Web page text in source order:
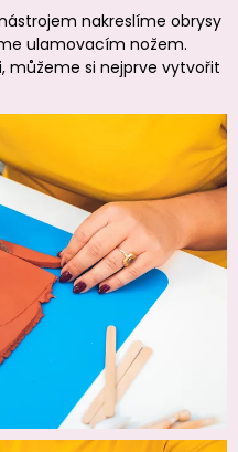
nakreslíme obrysy
ulamovacím nožem.
můžeme si nejprve vytvořit